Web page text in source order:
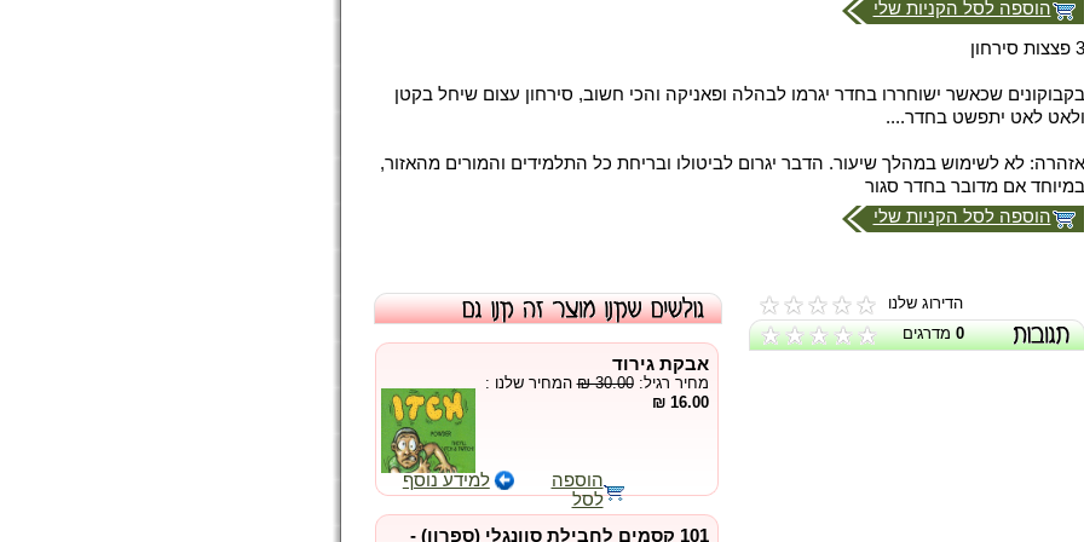
הוספה לסל הקניות שלי
3 פצצות סירחון
בקבוקונים שכאשר ישוחררו בחדר יגרמו לבהלה ופאניקה והכי חשוב, סירחון עצום שיחל בקטן
ולאט לאט יתפשט בחדר....
אזהרה: לא לשימוש במהלך שיעור. הדבר יגרום לביטולו ובריחת כל התלמידים והמורים מהאזור,
במיוחד אם מדובר בחדר סגור
הוספה לסל הקניות שלי
הדירוג שלנו
0מדרגים
אבקת גירוד
מחיר רגיל:₪ 30.00המחיר שלנו :
16.00 ₪
הוספה
לסל
למידע נוסף
101 קסמים לחבילת סוונגלי (ספרון) -